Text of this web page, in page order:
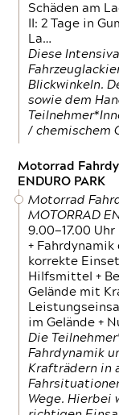
Schäden am
II: 2 Tage in
La…
Diese
Blickwinkeln.
sowie dem
/ chemischem
Motorrad
ENDURO PARK
Motorrad
MOTORRAD
9.00—17.00 Uhr
+
korrekte
Hilfsmittel +
Gelände mit
im Gelände +
Die
Fahrdynamik
Krafträdern in
Wege. Hierbei